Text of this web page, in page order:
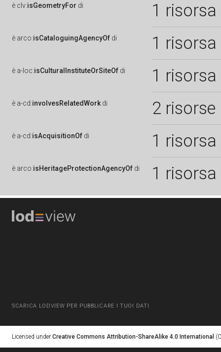
è clv:isGeometryFor di 1 risorsa
è arco:isCataloguingAgencyOf di 1 risorsa
è a-loc:isCulturalInstituteOrSiteOf di 1 risorsa
è a-cd:involvesRelatedWork di 2 risorse
è a-cd:isAcquisitionOf di 1 risorsa
è arco:isHeritageProtectionAgencyOf di 1 risorsa
SCARICA LODVIEW PER PUBBLICARE I TUOI DATI
Licensed under Creative Commons Attribution-ShareAlike 4.0 International